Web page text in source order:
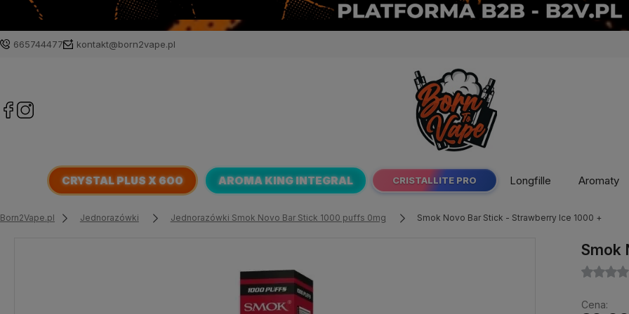
665744477 kontakt@born2vape.pl
CRYSTAL PLUS X 600 AROMA KING INTEGRAL CRISTALLITE PRO Longfille Aromaty
Born2Vape.pl Jednorazówki Jednorazówki Smok Novo Bar Stick 1000 puffs 0mg Smok Novo Bar Stick - Strawberry Ice 1000 +
Smok
Cena: